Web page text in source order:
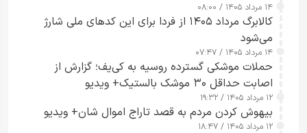
۱۴ مرداد ۱۴۰۵ / ۰۸:۰۰
کالابرگ مرداد ۱۴۰۵ از فردا برای این کدهای ملی شارژ
می‌شود
۱۴ مرداد ۱۴۰۵ / ۰۷:۴۷
حملات موشکی گسترده روسیه به کی‌یف؛ گزارش از
اصابت حداقل ۳۰ موشک بالستیک+ ویدیو
۱۲ مرداد ۱۴۰۵ / ۱۹:۳۲
بیهوش کردن مردم به قصد تاراج اموال شان+ ویدیو
۱۲ مرداد ۱۴۰۵ / ۱۸:۴۷